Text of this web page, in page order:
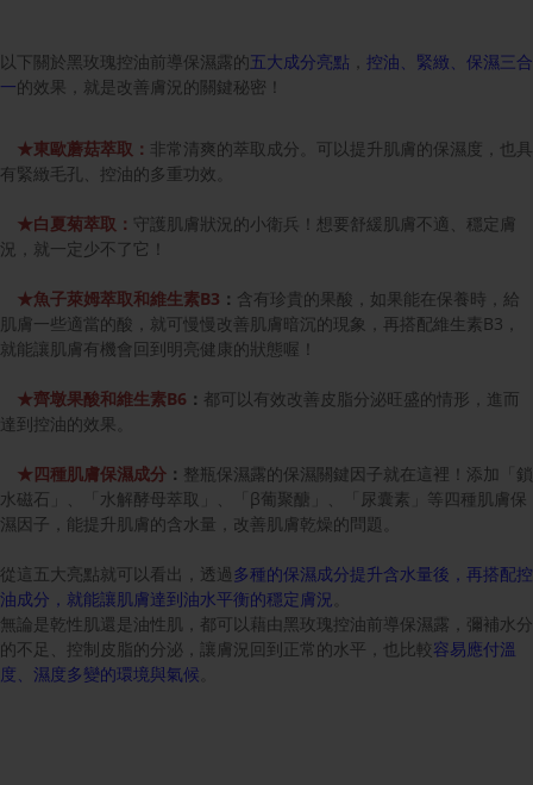
以下關於黑玫瑰控油前導保濕露的五大成分亮點 ， 控油、緊緻、保濕三合
一的效果，就是改善膚況的關鍵秘密！
★東歐蘑菇萃取： 非常清爽的萃取成分。可以提升肌膚的保濕度，也具
有緊緻毛孔、控油的多重功效。
★白夏菊萃取： 守護肌膚狀況的小衛兵！想要舒緩肌膚不適、穩定膚
況，就一定少不了它！
★魚子萊姆萃取和維生素B3 ： 含有珍貴的果酸，如果能在保養時，給
肌膚一些適當的酸，就可慢慢改善肌膚暗沉的現象，再搭配維生素B3，
就能讓肌膚有機會回到明亮健康的狀態喔！
★齊墩果酸和維生素B6 ： 都可以有效改善皮脂分泌旺盛的情形，進而
達到控油的效果。
★四種肌膚保濕成分 ： 整瓶保濕露的保濕關鍵因子就在這裡！添加「鎖
水磁石」、「水解酵母萃取」、「β葡聚醣」、「尿囊素」等四種肌膚保
濕因子，能提升肌膚的含水量，改善肌膚乾燥的問題。
從這五大亮點就可以看出，透過多種的保濕成分提升含水量後，再搭配控
油成分，就能讓肌膚達到油水平衡的穩定膚況
無論是乾性肌還是油性肌，都可以藉由黑玫瑰控油前導保濕露，彌補水分
的不足、控制皮脂的分泌，讓膚況回到正常的水平，也比較容易應付溫
度、濕度多變的環境與氣候